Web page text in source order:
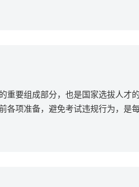
要组成部分，也是国家选拔人才的
各项准备，避免考试违规行为，是